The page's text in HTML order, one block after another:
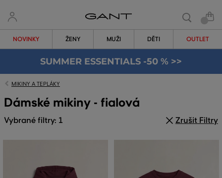
NOVINKY ŽENY MUŽI DĚTI OUTLET
SUMMER ESSENTIALS -50 % >>
MIKINY A TEPLÁKY
Dámské mikiny - fialová
Vybrané filtry: 1 Zrušit Filtry